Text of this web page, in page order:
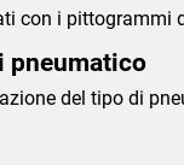
con i pittogrammi
pneumatico
del tipo di